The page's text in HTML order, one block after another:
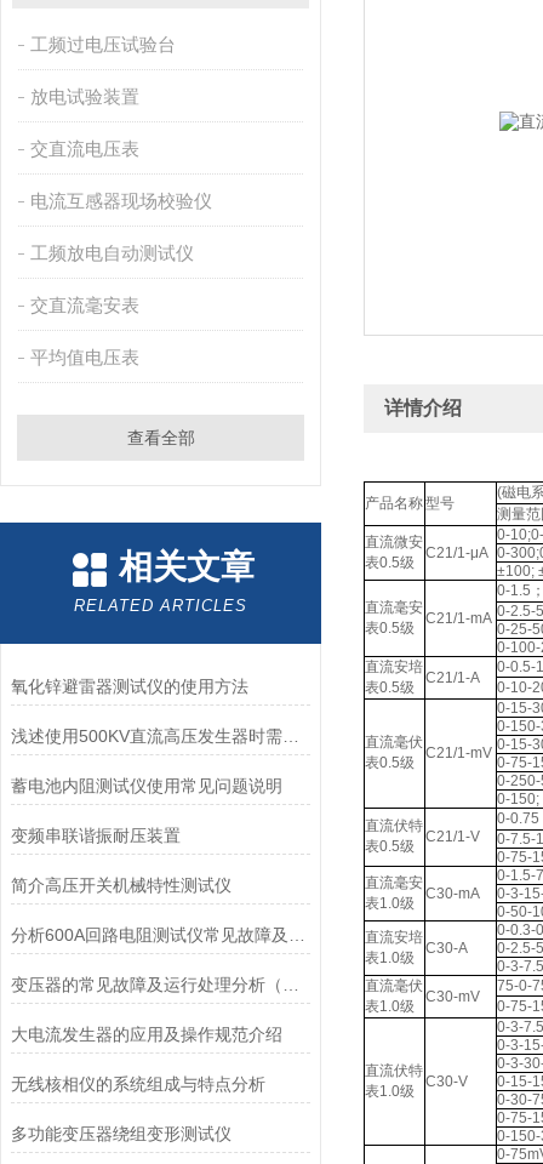
工频过电压试验台
放电试验装置
交直流电压表
电流互感器现场校验仪
工频放电自动测试仪
交直流毫安表
平均值电压表
查看全部
相关文章
RELATED ARTICLES
氧化锌避雷器测试仪的使用方法
浅述使用500KV直流高压发生器时需要注意的事项
蓄电池内阻测试仪使用常见问题说明
变频串联谐振耐压装置
简介高压开关机械特性测试仪
大电流发生器的应用及操作规范介绍
无线核相仪的系统组成与特点分析
多功能变压器绕组变形测试仪
详情介绍
产品名称型号
(磁电
测量
直流微安
表0.5级
C21/1-μA
0-
0-
±100;
直流毫安
表0.5级
C21/1-mA
0-1.5
0-2.5-
0-25-
0-
直流安培
表0.5级
C21/1-A
0-0.5-
0-10-
直流毫伏
表0.5级
C21/1-mV
0-15-
0-
0-15-
0-75-
0-
0-150;
直流伏特
表0.5级
C21/1-V
0-0.75
0-7.5-
0-75-
直流毫安
表1.0级
C30-mA
0-1.5-
0-3-
0-50-
直流安培
表1.0级
C30-A
0-0.3-
0-2.5-
0-3-
直流毫伏
表1.0级
C30-mV
75-0-
0-75-
直流伏特
表1.0级
C30-V
0-3-
0-3-
0-3-
0-15-
0-30-
0-75-
0-
0-